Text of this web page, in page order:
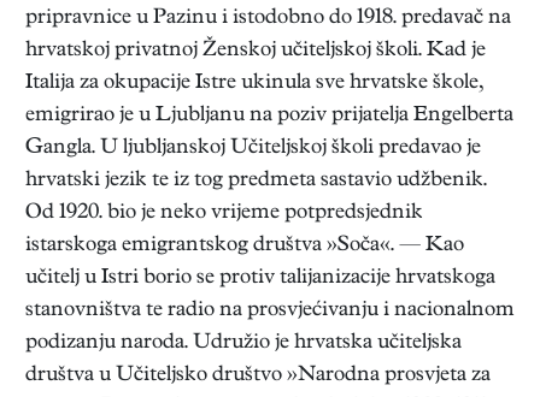
pripravnice u Pazinu i istodobno do 1918. predavač na
hrvatskoj privatnoj Ženskoj učiteljskoj školi. Kad je
Italija za okupacije Istre ukinula sve hrvatske škole,
emigrirao je u Ljubljanu na poziv prijatelja Engelberta
Gangla. U ljubljanskoj Učiteljskoj školi predavao je
hrvatski jezik te iz tog predmeta sastavio udžbenik.
Od 1920. bio je neko vrijeme potpredsjednik
istarskoga emigrantskog društva »Soča«. — Kao
učitelj u Istri borio se protiv talijanizacije hrvatskoga
stanovništva te radio na prosvjećivanju i nacionalnom
podizanju naroda. Udružio je hrvatska učiteljska
društva u Učiteljsko društvo »Narodna prosvjeta za